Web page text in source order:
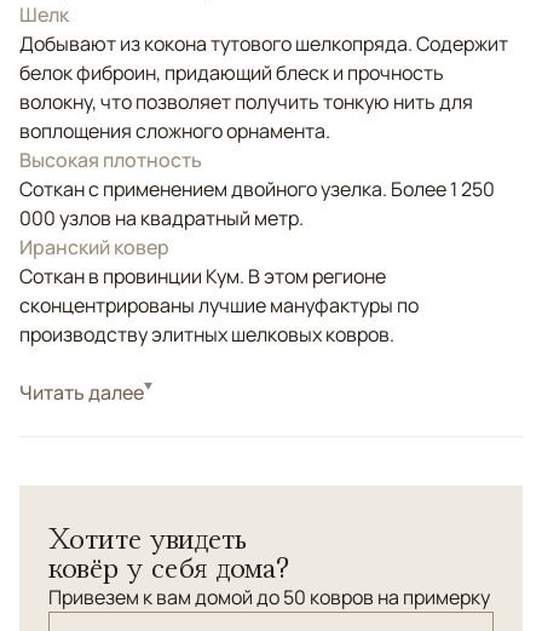
Шелк
Добывают из кокона тутового шелкопряда. Содержит
белок фиброин, придающий блеск и прочность
волокну, что позволяет получить тонкую нить для
воплощения сложного орнамента.
Высокая плотность
Соткан с применением двойного узелка. Более 1 250
000 узлов на квадратный метр.
Иранский ковер
Соткан в провинции Кум. В этом регионе
сконцентрированы лучшие мануфактуры по
производству элитных шелковых ковров.
СтильКлассические
УзорыРастительный
Элитный персидский шёлковый ковёр ручной работы
от мастерской "Каземи". Изысканная интерпретация
классического рисунка "медальон" со сложным
Читать далее
Хотите увидеть
ковёр у себя дома?
Привезем к вам домой до 50 ковров на примерку